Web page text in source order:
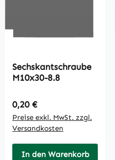
Sechskantschraube
M10x30-8.8
Regulärer Preis:
0,20 €
Preise exkl. MwSt. zzgl.
Versandkosten
In den Warenkorb